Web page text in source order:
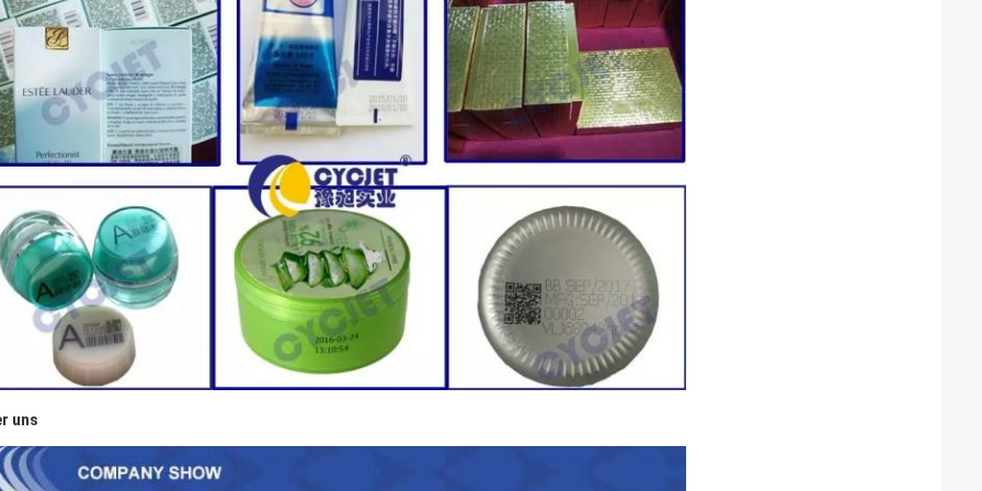
uns